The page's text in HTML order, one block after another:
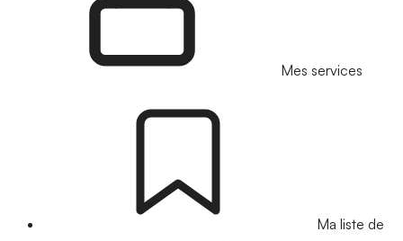
Mes services
Ma liste de